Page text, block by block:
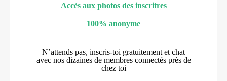
Accès aux photos des inscritres
100% anonyme
N’attends pas, inscris-toi gratuitement et chat
avec nos dizaines de membres connectés près de
chez toi